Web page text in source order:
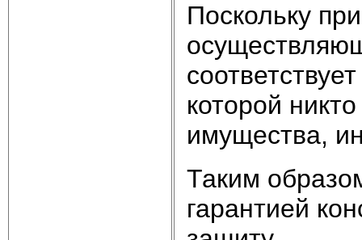
Поскольку
которой
имущества,
Таким
гарантией